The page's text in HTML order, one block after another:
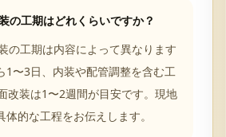
の工期はどれくらいですか？
の工期は内容によって異なります
1〜3日、内装や配管調整を含む工
改装は1〜2週間が目安です。現地
的な工程をお伝えします。